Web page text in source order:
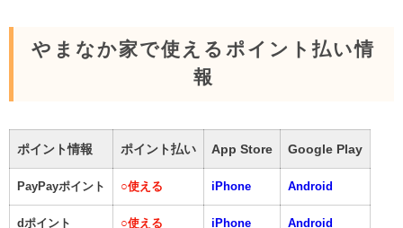
やまなか家で使えるポイント払い情
報
ポイント情報 ポイント払い App Store Google Play
PayPayポイント ○使える iPhone Android
dポイント ○使える iPhone Android